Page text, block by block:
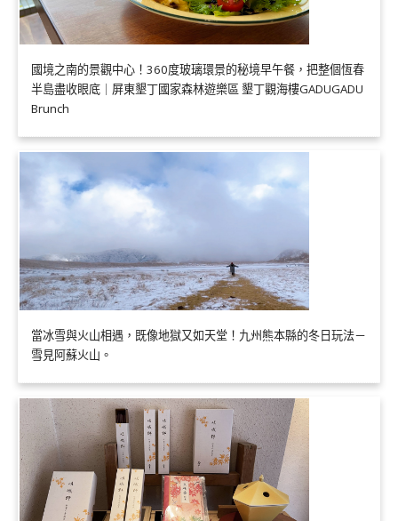
國境之南的景觀中心！360度玻璃環景的秘境早午餐，把整個恆春
半島盡收眼底｜屏東墾丁國家森林遊樂區 墾丁觀海樓GADUGADU
Brunch
當冰雪與火山相遇，既像地獄又如天堂！九州熊本縣的冬日玩法－
雪見阿蘇火山。